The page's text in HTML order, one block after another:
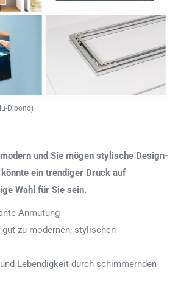
Dibond)
und Sie mögen stylische Design-
ein trendiger Druck auf
Wahl für Sie sein.
Anmutung
zu modernen, stylischen
Lebendigkeit durch schimmernden